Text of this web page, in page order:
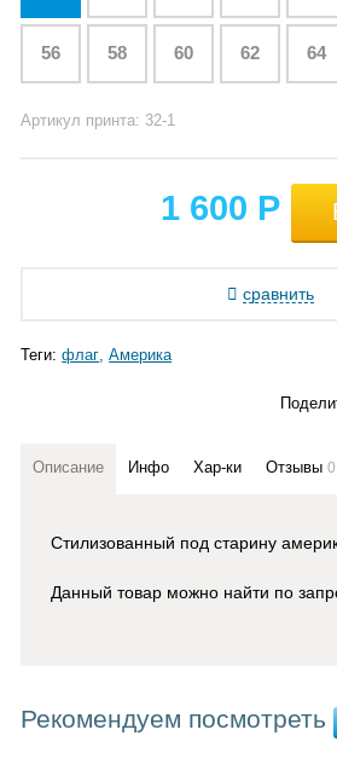
56 58 60 62 64
Артикул принта: 32-1
1 600 Р
сравнить
Теги:флаг Америка
Описание Инфо Хар-ки Отзывы0
Стилизованный под старину
Данный товар можно найти по
Рекомендуем посмотреть